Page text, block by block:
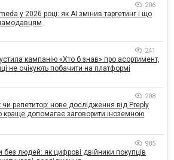
206
у 2026 році: як AI змінив таргетинг і що
241
кампанію «Хто б знав» про асортимент,
не очікують побачити на платформі
208
чи репетитор: нове дослідження від Preply
краще допомагає заговорити іноземною
985
без людей: як цифрові двійники покупців